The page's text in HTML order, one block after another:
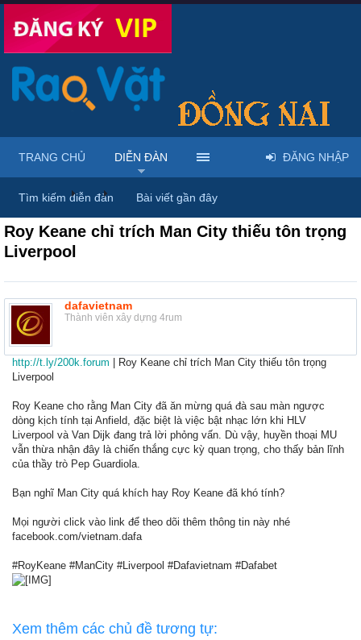
Diễn đàn ... Giới thiệu dịch vụ & địa điểm
Roy Keane chỉ trích Man City thiếu tôn trọng
Liverpool
dafavietnam
Thành viên xây dựng 4rum
http://t.ly/200k.forum | Roy Keane chỉ trích Man City thiếu tôn trọng
Liverpool
Roy Keane cho rằng Man City đã ăn mừng quá đà sau màn ngược
dòng kịch tính tại Anfield, đặc biệt là việc bật nhạc lớn khi HLV
Liverpool và Van Dijk đang trả lời phỏng vấn. Dù vậy, huyền thoại MU
vẫn thừa nhận đây là chiến thắng cực kỳ quan trọng, cho thấy bản lĩnh
của thầy trò Pep Guardiola.
Bạn nghĩ Man City quá khích hay Roy Keane đã khó tính?
Mọi người click vào link để theo dõi thêm thông tin này nhé
facebook.com/vietnam.dafa
#RoyKeane #ManCity #Liverpool #Dafavietnam #Dafabet
Xem thêm các chủ đề tương tự:
TRANG CHỦ DIỄN ĐÀN
Tìm kiếm diễn đàn Bài viết gần đây
ĐĂNG NHẬP